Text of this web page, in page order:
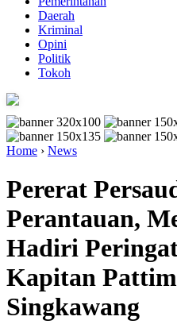
Daerah
Kriminal
Opini
Politik
Tokoh
Home › News
Pererat
Perantauan,
Hadiri
Kapitan
Singkawang